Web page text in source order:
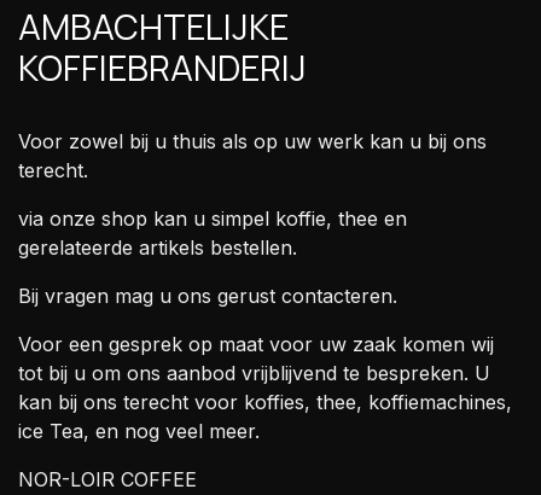
AMBACHTELIJKE
KOFFIEBRANDERIJ
Voor zowel bij u thuis als op uw werk kan u bij ons
terecht.
via onze shop kan u simpel koffie, thee en
gerelateerde artikels bestellen.
Bij vragen mag u ons gerust contacteren.
Voor een gesprek op maat voor uw zaak komen wij
tot bij u om ons aanbod vrijblijvend te bespreken. U
kan bij ons terecht voor koffies, thee, koffiemachines,
ice Tea, en nog veel meer.
NOR-LOIR COFFEE